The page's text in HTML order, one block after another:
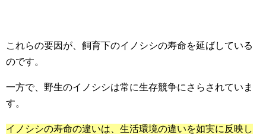
これらの要因が、飼育下のイノシシの寿命を延ばしている
のです。
一方で、野生のイノシシは常に生存競争にさらされていま
す。
イノシシの寿命の違いは、生活環境の違いを如実に反映し